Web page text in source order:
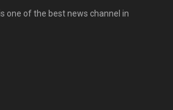
one of the best news channel in